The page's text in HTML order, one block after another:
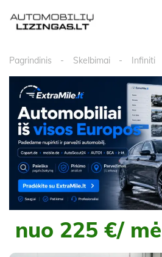
Pagrindinis Skelbimai Infiniti
nuo 225 €/